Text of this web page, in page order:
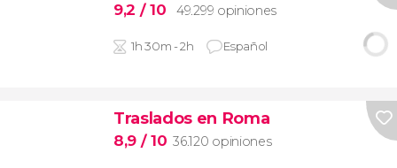
9,2 / 10 49.299 opiniones
1h 30m - 2h Español
Traslados en Roma
8,9 / 10 36.120 opiniones